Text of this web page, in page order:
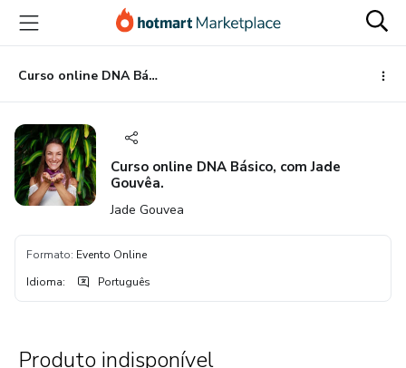
para
conteúdo
principal
para
pagamento
para
rodapé
Curso online DNA Básico, com Jade Gouvêa.
Curso online DNA Básico, com Jade
Gouvêa.
Jade Gouvea
Formato: Evento Online
Idioma: Português
Produto indisponível